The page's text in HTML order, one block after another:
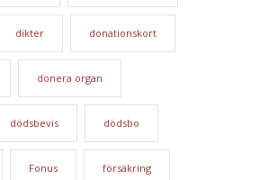
dikter donationskort
donera organ
dödsbevis dödsbo
Fonus försäkring